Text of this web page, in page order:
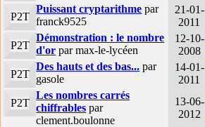
P2T
Puissant cryptarithme par
franck9525
21-01-
2011
P2T
Démonstration : le nombre
d'or par max-le-lycéen
12-10-
2008
P2T
Des hauts et des bas... par
gasole
14-01-
2011
P2T
Les nombres carrés
chiffrables par
clement.boulonne
13-06-
2012